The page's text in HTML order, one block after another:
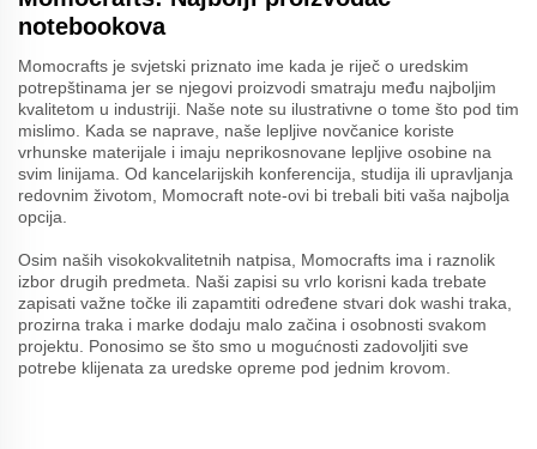
notebookova
Momocrafts je svjetski priznato ime kada je riječ o uredskim
potrepštinama jer se njegovi proizvodi smatraju među najboljim
kvalitetom u industriji. Naše note su ilustrativne o tome što pod tim
mislimo. Kada se naprave, naše lepljive novčanice koriste
vrhunske materijale i imaju neprikosnovane lepljive osobine na
svim linijama. Od kancelarijskih konferencija, studija ili upravljanja
redovnim životom, Momocraft note-ovi bi trebali biti vaša najbolja
opcija.
Osim naših visokokvalitetnih natpisa, Momocrafts ima i raznolik
izbor drugih predmeta. Naši zapisi su vrlo korisni kada trebate
zapisati važne točke ili zapamtiti određene stvari dok washi traka,
prozirna traka i marke dodaju malo začina i osobnosti svakom
projektu. Ponosimo se što smo u mogućnosti zadovoljiti sve
potrebe klijenata za uredske opreme pod jednim krovom.